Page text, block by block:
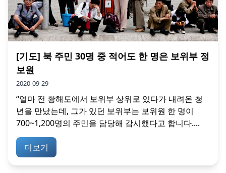
[기도] 북 주민 30명 중 적어도 한 명은 보위부 정
보원
2020-09-29
“얼마 전 황해도에서 보위부 상위로 있다가 내려온 청
년을 만났는데, 그가 있던 보위부는 보위원 한 명이
700~1,200명의 주민을 담당해 감시했다고 합니다....
더보기